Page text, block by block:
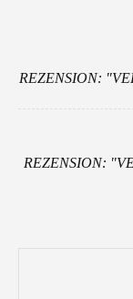
REZENSION:
REZENSION: